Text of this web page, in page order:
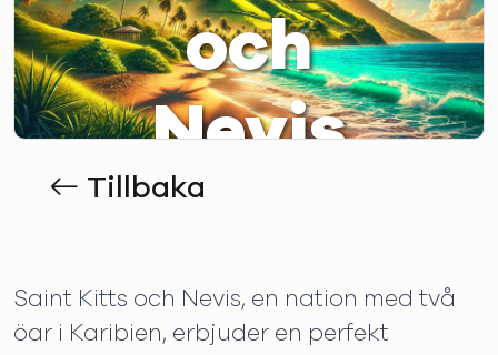
och
Nevis
Tillbaka
Saint Kitts och Nevis, en nation med två
öar i Karibien, erbjuder en perfekt